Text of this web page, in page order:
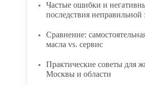
Частые ошибки и
последствия неправильной
Сравнение:
масла vs. сервис
Практические советы для
Москвы и области